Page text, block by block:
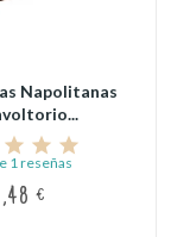
Napolitanas
1 reseñas
€